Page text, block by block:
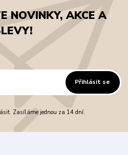
NOVINKY, AKCE A
Přihlásit se
Zasíláme jednou za 14 dní.